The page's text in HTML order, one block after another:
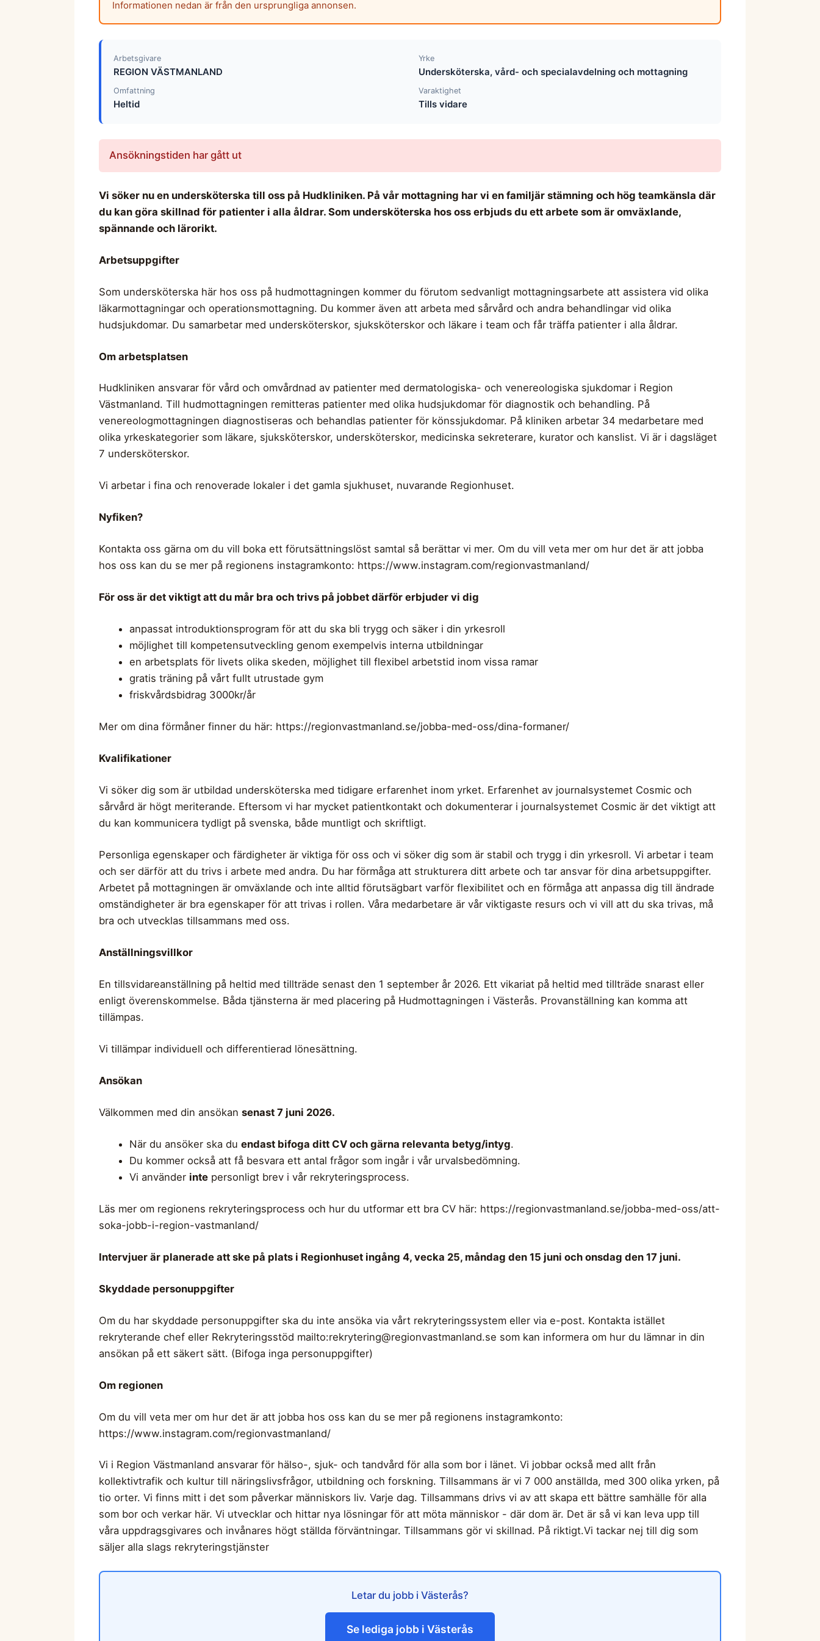
Informationen nedan är från den ursprungliga annonsen.
Arbetsgivare
REGION VÄSTMANLAND
Yrke
Undersköterska, vård- och specialavdelning och mottagning
Omfattning
Heltid
Varaktighet
Tills vidare
Ansökningstiden har gått ut
Vi söker nu en undersköterska till oss på Hudkliniken. På vår mottagning har vi en familjär stämning och hög teamkänsla där
du kan göra skillnad för patienter i alla åldrar. Som undersköterska hos oss erbjuds du ett arbete som är omväxlande,
spännande och lärorikt.
Arbetsuppgifter
Som undersköterska här hos oss på hudmottagningen kommer du förutom sedvanligt mottagningsarbete att assistera vid olika
läkarmottagningar och operationsmottagning. Du kommer även att arbeta med sårvård och andra behandlingar vid olika
hudsjukdomar. Du samarbetar med undersköterskor, sjuksköterskor och läkare i team och får träffa patienter i alla åldrar.
Om arbetsplatsen
Hudkliniken ansvarar för vård och omvårdnad av patienter med dermatologiska- och venereologiska sjukdomar i Region
Västmanland. Till hudmottagningen remitteras patienter med olika hudsjukdomar för diagnostik och behandling. På
venereologmottagningen diagnostiseras och behandlas patienter för könssjukdomar. På kliniken arbetar 34 medarbetare med
olika yrkeskategorier som läkare, sjuksköterskor, undersköterskor, medicinska sekreterare, kurator och kanslist. Vi är i dagsläget
7 undersköterskor.
Vi arbetar i fina och renoverade lokaler i det gamla sjukhuset, nuvarande Regionhuset.
Nyfiken?
Kontakta oss gärna om du vill boka ett förutsättningslöst samtal så berättar vi mer. Om du vill veta mer om hur det är att jobba
hos oss kan du se mer på regionens instagramkonto: https://www.instagram.com/regionvastmanland/
För oss är det viktigt att du mår bra och trivs på jobbet därför erbjuder vi dig
anpassat introduktionsprogram för att du ska bli trygg och säker i din yrkesroll
möjlighet till kompetensutveckling genom exempelvis interna utbildningar
en arbetsplats för livets olika skeden, möjlighet till flexibel arbetstid inom vissa ramar
gratis träning på vårt fullt utrustade gym
friskvårdsbidrag 3000kr/år
Mer om dina förmåner finner du här: https://regionvastmanland.se/jobba-med-oss/dina-formaner/
Kvalifikationer
Vi söker dig som är utbildad undersköterska med tidigare erfarenhet inom yrket. Erfarenhet av journalsystemet Cosmic och
sårvård är högt meriterande. Eftersom vi har mycket patientkontakt och dokumenterar i journalsystemet Cosmic är det viktigt att
du kan kommunicera tydligt på svenska, både muntligt och skriftligt.
Personliga egenskaper och färdigheter är viktiga för oss och vi söker dig som är stabil och trygg i din yrkesroll. Vi arbetar i team
och ser därför att du trivs i arbete med andra. Du har förmåga att strukturera ditt arbete och tar ansvar för dina arbetsuppgifter.
Arbetet på mottagningen är omväxlande och inte alltid förutsägbart varför flexibilitet och en förmåga att anpassa dig till ändrade
omständigheter är bra egenskaper för att trivas i rollen. Våra medarbetare är vår viktigaste resurs och vi vill att du ska trivas, må
bra och utvecklas tillsammans med oss.
Anställningsvillkor
En tillsvidareanställning på heltid med tillträde senast den 1 september år 2026. Ett vikariat på heltid med tillträde snarast eller
enligt överenskommelse. Båda tjänsterna är med placering på Hudmottagningen i Västerås. Provanställning kan komma att
tillämpas.
Vi tillämpar individuell och differentierad lönesättning.
Ansökan
Välkommen med din ansökan senast 7 juni 2026.
När du ansöker ska du endast bifoga ditt CV och gärna relevanta betyg/intyg.
Du kommer också att få besvara ett antal frågor som ingår i vår urvalsbedömning.
Vi använder intepersonligt brev i vår rekryteringsprocess.
Läs mer om regionens rekryteringsprocess och hur du utformar ett bra CV här: https://regionvastmanland.se/jobba-med-oss/att-
soka-jobb-i-region-vastmanland/
Intervjuer är planerade att ske på plats i Regionhuset ingång 4, vecka 25, måndag den 15 juni och onsdag den 17 juni.
Skyddade personuppgifter
Om du har skyddade personuppgifter ska du inte ansöka via vårt rekryteringssystem eller via e-post. Kontakta istället
rekryterande chef eller Rekryteringsstöd mailto:rekrytering@regionvastmanland.se som kan informera om hur du lämnar in din
ansökan på ett säkert sätt. (Bifoga inga personuppgifter)
Om regionen
Om du vill veta mer om hur det är att jobba hos oss kan du se mer på regionens instagramkonto:
https://www.instagram.com/regionvastmanland/
Vi i Region Västmanland ansvarar för hälso-, sjuk- och tandvård för alla som bor i länet. Vi jobbar också med allt från
kollektivtrafik och kultur till näringslivsfrågor, utbildning och forskning. Tillsammans är vi 7 000 anställda, med 300 olika yrken, på
tio orter. Vi finns mitt i det som påverkar människors liv. Varje dag. Tillsammans drivs vi av att skapa ett bättre samhälle för alla
som bor och verkar här. Vi utvecklar och hittar nya lösningar för att möta människor - där dom är. Det är så vi kan leva upp till
våra uppdragsgivares och invånares högt ställda förväntningar. Tillsammans gör vi skillnad. På riktigt.Vi tackar nej till dig som
säljer alla slags rekryteringstjänster
Letar du jobb i Västerås?
Se lediga jobb i Västerås